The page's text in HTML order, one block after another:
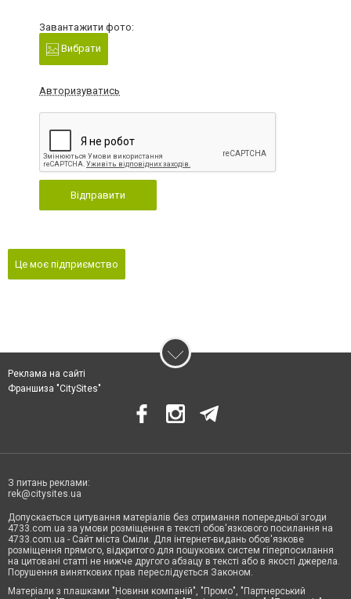
Завантажити фото:
Вибрати
Авторизуватись
Відправити
Це моє підприємство
Реклама на сайті
Франшиза "CitySites"
З питань реклами:
rek@citysites.ua
Допускається цитування матеріалів без отримання попередньої згоди
4733.com.ua за умови розміщення в тексті обов'язкового посилання на
4733.com.ua - Сайт міста Сміли. Для інтернет-видань обов'язкове
розміщення прямого, відкритого для пошукових систем гіперпосилання
на цитовані статті не нижче другого абзацу в тексті або в якості джерела.
Порушення виняткових прав переслідується Законом.
Матеріали з плашками "Новини компаній", "Промо", "Партнерський